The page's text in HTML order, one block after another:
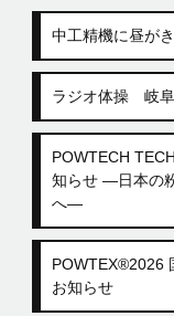
中工精機に昼がき
ラジオ体操 岐阜
POWTECH
知らせ ―日本の
へ―
POWTEX®2026
お知らせ